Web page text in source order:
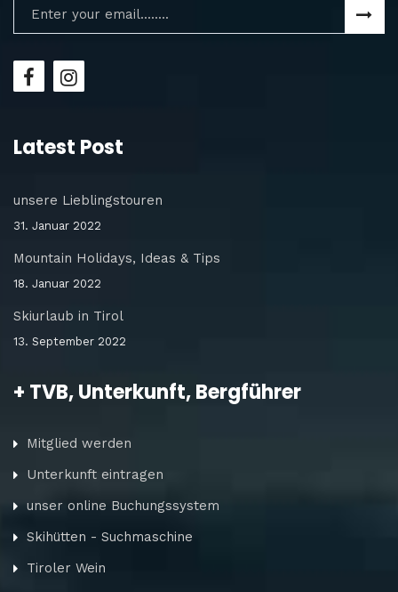
Latest Post
unsere Lieblingstouren
31. Januar 2022
Mountain Holidays, Ideas & Tips
18. Januar 2022
Skiurlaub in Tirol
13. September 2022
+ TVB, Unterkunft, Bergführer
Mitglied werden
Unterkunft eintragen
unser online Buchungssystem
Skihütten - Suchmaschine
Tiroler Wein